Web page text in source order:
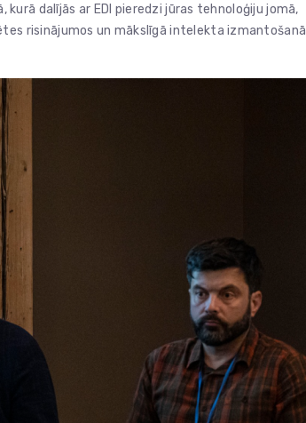
dalījās ar EDI pieredzi jūras tehnoloģiju jomā,
risinājumos un mākslīgā intelekta izmantošanā